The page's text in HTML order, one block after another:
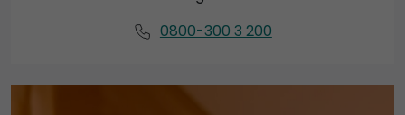
0800-300 3 200